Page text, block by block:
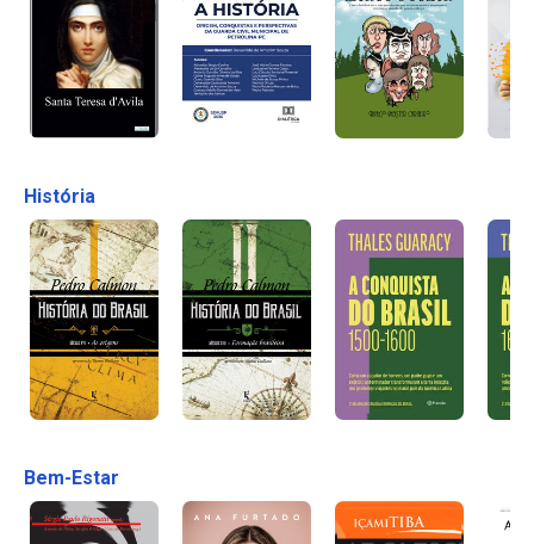
História
Bem-Estar